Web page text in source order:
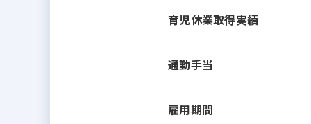
育児休業取得実績
通勤手当
雇用期間